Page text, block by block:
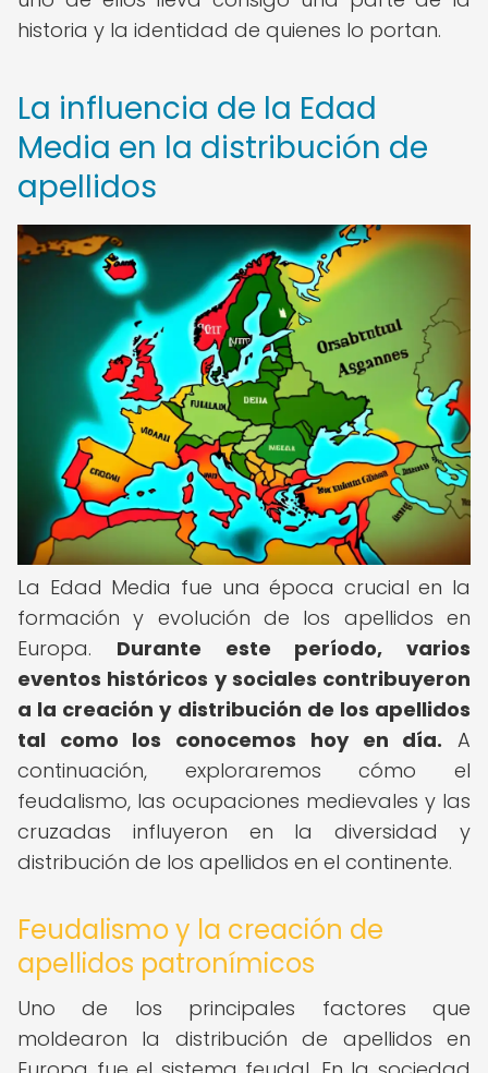
historia y la identidad de quienes lo portan.
La influencia de la Edad
Media en la distribución de
apellidos
La Edad Media fue una época crucial en la
formación y evolución de los apellidos en
Europa. Durante este período, varios
eventos históricos y sociales contribuyeron
a la creación y distribución de los apellidos
tal como los conocemos hoy en día. A
continuación, exploraremos cómo el
feudalismo, las ocupaciones medievales y las
cruzadas influyeron en la diversidad y
distribución de los apellidos en el continente.
Feudalismo y la creación de
apellidos patronímicos
Uno de los principales factores que
moldearon la distribución de apellidos en